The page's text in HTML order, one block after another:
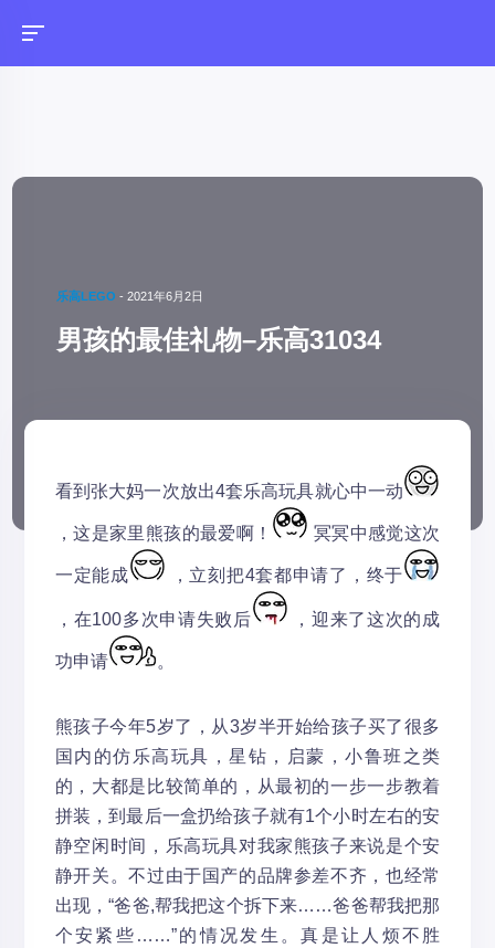
乐高LEGO -2021年6月2日
男孩的最佳礼物–乐高31034
看到张大妈一次放出4套乐高玩具就心中一动
，这是家里熊孩的最爱啊！ 冥冥中感觉这次
一定能成 ，立刻把4套都申请了，终于
，在100多次申请失败后 ，迎来了这次的成
功申请 。
熊孩子今年5岁了，从3岁半开始给孩子买了很多
国内的仿乐高玩具，星钻，启蒙，小鲁班之类
的，大都是比较简单的，从最初的一步一步教着
拼装，到最后一盒扔给孩子就有1个小时左右的安
静空闲时间，乐高玩具对我家熊孩子来说是个安
静开关。不过由于国产的品牌参差不齐，也经常
出现，“爸爸,帮我把这个拆下来……爸爸帮我把那
个安紧些……”的情况发生。真是让人烦不胜